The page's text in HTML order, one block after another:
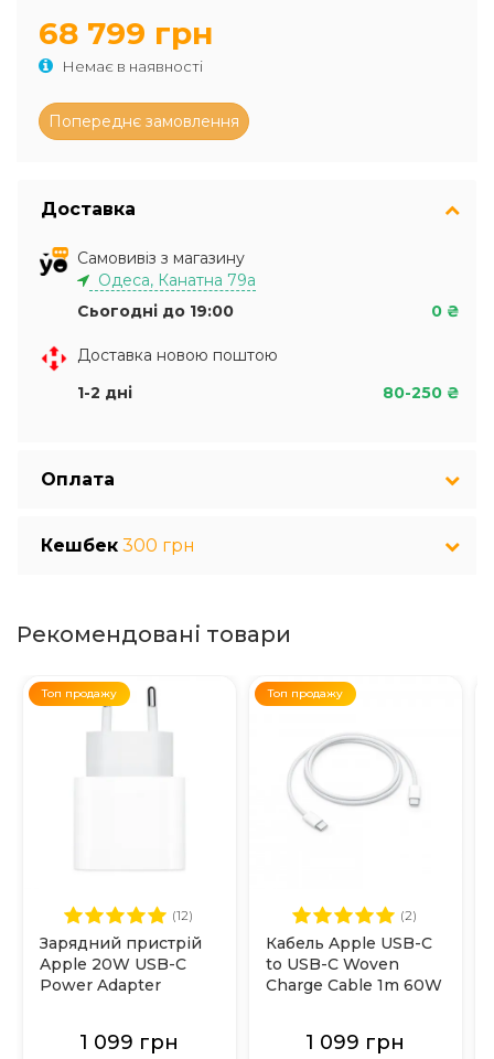
68 799 грн
Немає в наявності
Доставка
Самовивіз з магазину
Одеса, Канатна 79а
Сьогодні до 19:00
0 ₴
Доставка новою поштою
1-2 дні
80-250 ₴
Оплата
Кешбек 300 грн
Рекомендовані товари
Топ продажу
(12)
Зарядний пристрій
Apple 20W USB-C
Power Adapter
1 099 грн
Топ продажу
(2)
Кабель Apple USB-C
to USB-C Woven
Charge Cable 1m 60W
1 099 грн